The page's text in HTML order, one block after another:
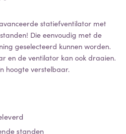
statiefventilator met
Die eenvoudig met de
geselecteerd kunnen worden.
en de ventilator kan ook draaien.
hoogte verstelbaar.
standen